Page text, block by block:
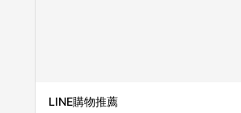
LINE購物推薦